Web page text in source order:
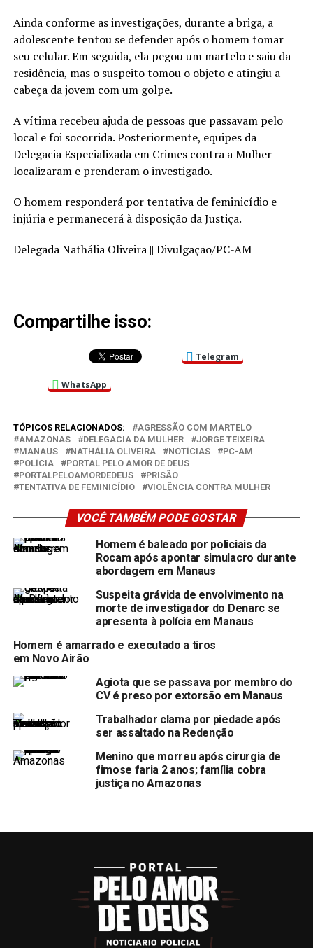
Ainda conforme as investigações, durante a briga, a
adolescente tentou se defender após o homem tomar
seu celular. Em seguida, ela pegou um martelo e saiu da
residência, mas o suspeito tomou o objeto e atingiu a
cabeça da jovem com um golpe.
A vítima recebeu ajuda de pessoas que passavam pelo
local e foi socorrida. Posteriormente, equipes da
Delegacia Especializada em Crimes contra a Mulher
localizaram e prenderam o investigado.
O homem responderá por tentativa de feminicídio e
injúria e permanecerá à disposição da Justiça.
Delegada Nathália Oliveira || Divulgação/PC-AM
Compartilhe isso:
Telegram
WhatsApp
TÓPICOS RELACIONADOS:
AGRESSÃO COM MARTELO
AMAZONAS
DELEGACIA DA MULHER
JORGE TEIXEIRA
MANAUS
NATHÁLIA OLIVEIRA NOTÍCIAS
PC-AM
POLÍCIA
PORTAL PELO AMOR DE DEUS
PORTALPELOAMORDEDEUS
PRISÃO
TENTATIVA DE FEMINICÍDIO
VIOLÊNCIA CONTRA MULHER
VOCÊ TAMBÉM PODE GOSTAR
Homem é baleado por policiais da
Rocam após apontar simulacro durante
abordagem em Manaus
Suspeita grávida de envolvimento na
morte de investigador do Denarc se
apresenta à polícia em Manaus
Homem é amarrado e executado a tiros
em Novo Airão
Agiota que se passava por membro do
CV é preso por extorsão em Manaus
Trabalhador clama por piedade após
ser assaltado na Redenção
Menino que morreu após cirurgia de
fimose faria 2 anos; família cobra
justiça no Amazonas